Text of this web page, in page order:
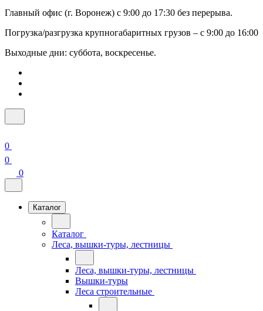
Главный офис (г. Воронеж) с 9:00 до 17:30 без перерыва.
Погрузка/разгрузка крупногабаритных грузов – с 9:00 до 16:00
Выходные дни: суббота, воскресенье.
0
0
0
Каталог
Каталог
Леса, вышки-туры, лестницы
Леса, вышки-туры, лестницы
Вышки-туры
Леса строительные